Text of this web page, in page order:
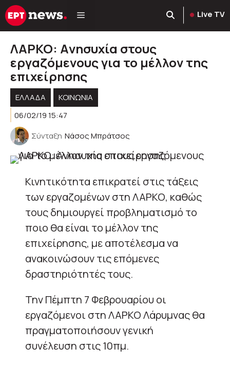
Μετάβαση
σε
Live TV
ΛΑΡΚΟ: Aνησυχία στους
εργαζόμενους για το μέλλον της
επιχείρησης
ΕΛΛΑΔΑ
ΚΟΙΝΩΝΊΑ
06/02/19 15:47
Σύνταξη Νάσος Μπράτσος
Κινητικότητα επικρατεί στις τάξεις
των εργαζομένων στη ΛΑΡΚΟ, καθώς
τους δημιουργεί προβληματισμό το
ποιο θα είναι το μέλλον της
επιχείρησης, με αποτέλεσμα να
ανακοινώσουν τις επόμενες
δραστηριότητές τους.
Την Πέμπτη 7 Φεβρουαρίου οι
εργαζόμενοι στη ΛΑΡΚΟ Λάρυμνας θα
πραγματοποιήσουν γενική
συνέλευση στις 10πμ.